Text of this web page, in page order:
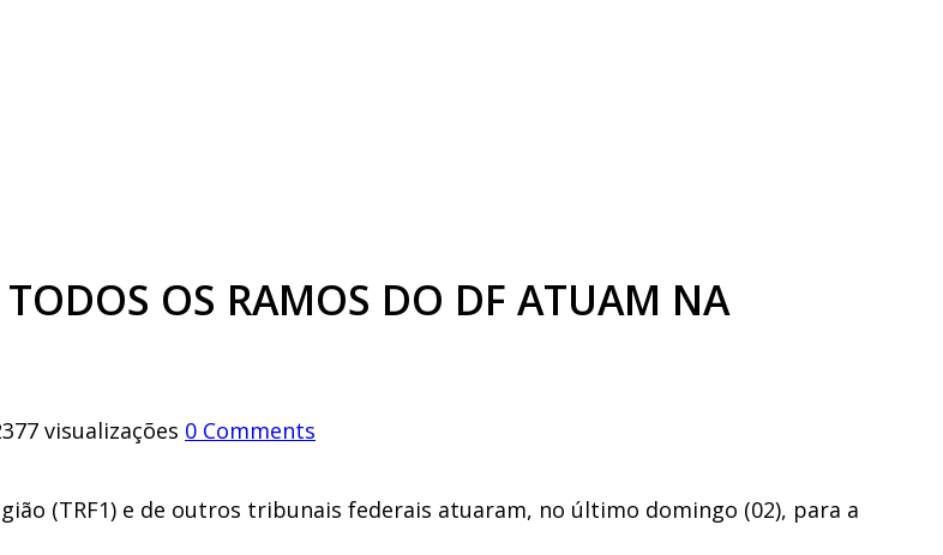
OS RAMOS DO DF ATUAM NA
visualizações 0 Comments
(TRF1) e de outros tribunais federais atuaram, no último domingo (02), para a